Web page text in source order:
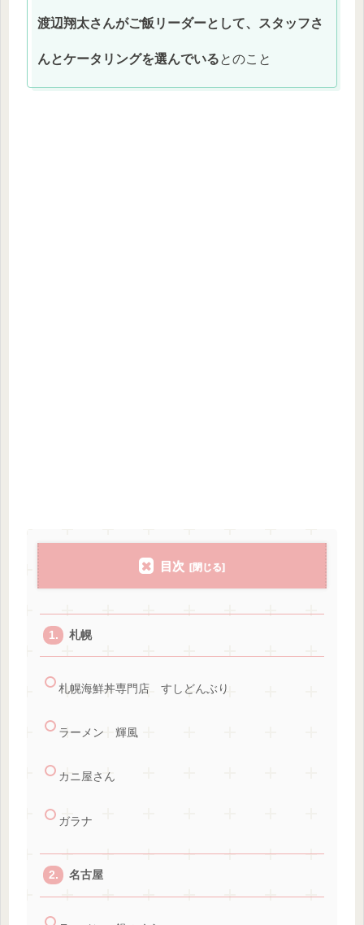
渡辺翔太さんがご飯リーダーとして、スタッフさ
んとケータリングを選んでいるとのこと
目次
札幌
札幌海鮮丼専門店 すしどんぶり
ラーメン 輝風
カニ屋さん
ガラナ
名古屋